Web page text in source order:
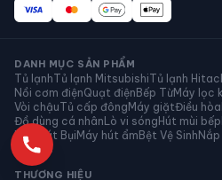
DANH MỤC SẢN PHẨM
Tủ lạnhTủ lạnh MitsubishiTủ lạnh
Nồi cơm điệnQuạt điện Bếp TừMáy lọc
Vòi chậuTủ cấp đông Máy giặtĐiều hòa
Đồ dùng cá nhân Lò vi sóng Hút mùi bếp
Máy Hút Bụi Máy hút ẩm Bệt Vệ Sinh
Biến áp
THƯƠNG HIỆU
Zalo